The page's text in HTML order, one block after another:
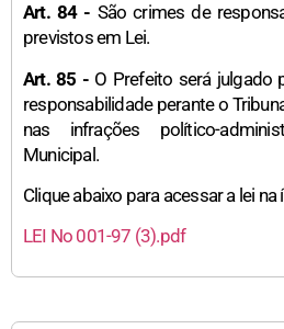
Art. 84 - São crimes de
previstos em Lei.
Art. 85 -O Prefeito será julgado
responsabilidade perante o
nas infrações político-
Municipal.
Clique abaixo para acessar a lei na
LEI No 001-97 (3).pdf